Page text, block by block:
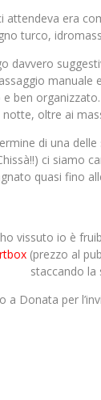
attendeva era
turco,
davvero
manuale
ben
notte, oltre ai
di una
ci siamo
quasi fino
vissuto io è
(prezzo al
staccando la
a Donata per